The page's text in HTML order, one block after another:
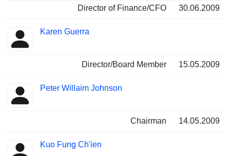
Director of Finance/CFO
30.06.2009
Karen Guerra
Director/Board Member 15.05.2009
Peter Willaim Johnson
Chairman 14.05.2009
Kuo Fung Ch'ien